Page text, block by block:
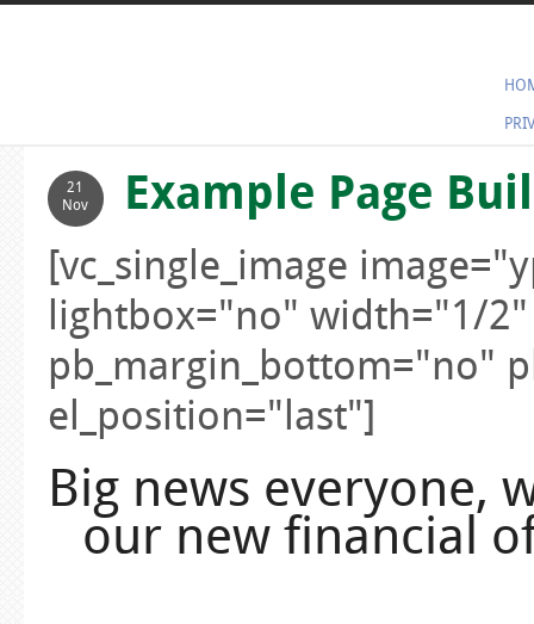
21
Nov
Example Page
[vc_single_image
lightbox="no" width="1/
pb_margin_bottom="no"
el_position="last"]
Big news everyone,
our new financial